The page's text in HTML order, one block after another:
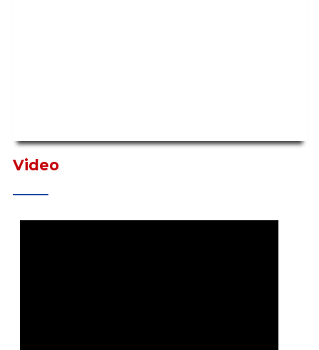
Video